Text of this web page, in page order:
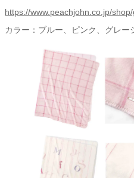
https://www.peachjohn.co.jp/
カラー：ブルー、ピンク、グレー